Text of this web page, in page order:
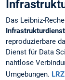
Das Leibniz-
reproduzierbare
Dienst für Data
nahtlose
Umgebungen.